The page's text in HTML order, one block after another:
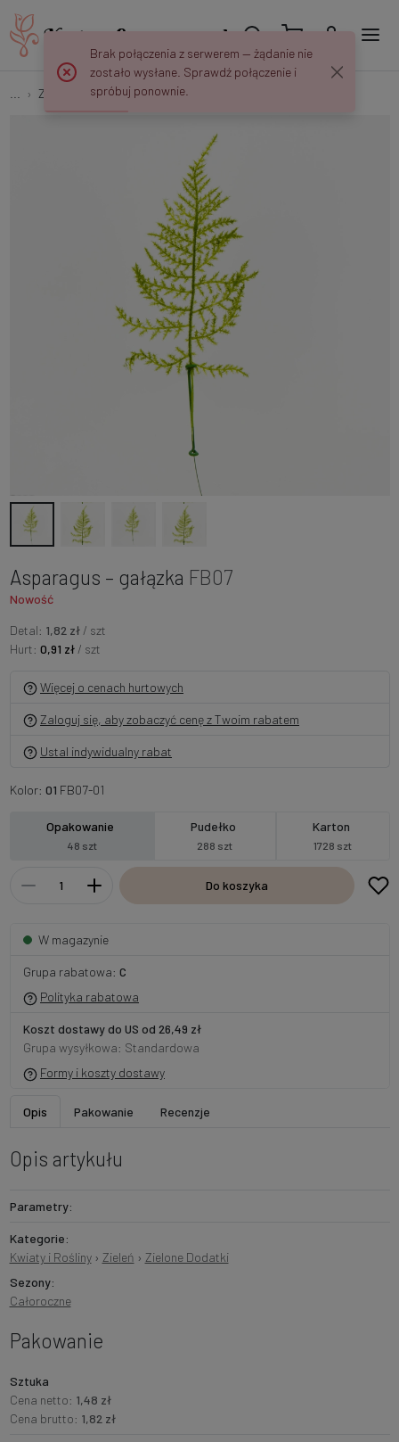
Zielone Dodatki Asparagus – gałązka FB07
Asparagus – gałązka FB07
Nowość
Detal: 1,82 zł / szt
Hurt: 0,91 zł / szt
Więcej o cenach hurtowych
Zaloguj się, aby zobaczyć cenę z Twoim rabatem
Ustal indywidualny rabat
Kolor: 01 FB07-01
Opakowanie
48 szt
Pudełko
288 szt
Karton
1728 szt
Do koszyka
W magazynie
Grupa rabatowa: C
Polityka rabatowa
Koszt dostawy do US od 26,49 zł
Grupa wysyłkowa: Standardowa
Formy i koszty dostawy
Opis Pakowanie Recenzje
Opis artykułu
Parametry:
Kategorie:
Kwiaty i Rośliny› Zieleń › Zielone Dodatki
Sezony:
Całoroczne
Pakowanie
Sztuka
Cena netto: 1,48 zł
Cena brutto: 1,82 zł
Brak połączenia z serwerem — żądanie nie
zostało wysłane. Sprawdź połączenie i
spróbuj ponownie.